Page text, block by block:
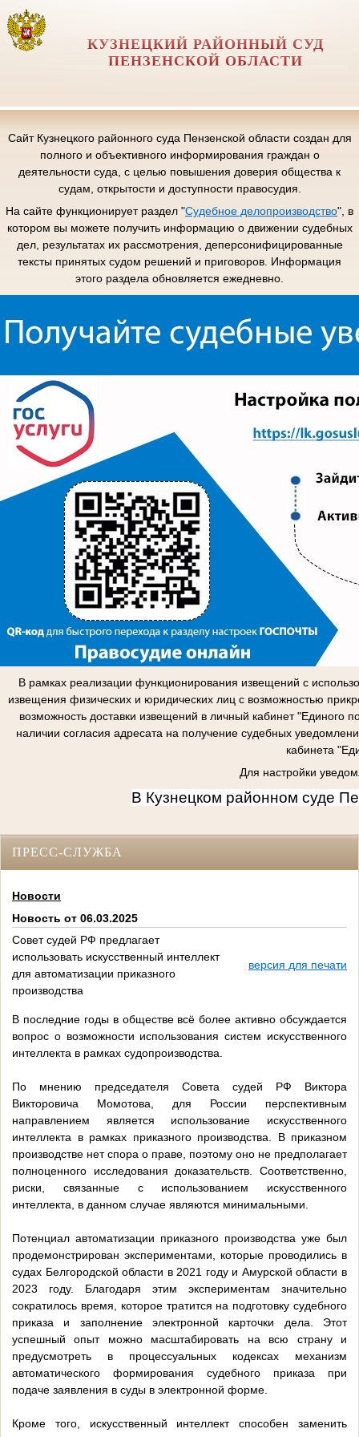
КУЗНЕЦКИЙ РАЙОННЫЙ СУД
ПЕНЗЕНСКОЙ ОБЛАСТИ
Сайт Кузнецкого районного суда Пензенской области создан для
полного и объективного информирования граждан о
деятельности суда, с целью повышения доверия общества к
судам, открытости и доступности правосудия.
На сайте функционирует раздел "Судебное делопроизводство", в
котором вы можете получить информацию о движении судебных
дел, результатах их рассмотрения, деперсонифицированные
тексты принятых судом решений и приговоров. Информация
этого раздела обновляется ежедневно.
В рамках реализации функционирования извещений с
извещения физических и юридических лиц с возможностью
возможность доставки извещений в личный кабинет "Единого
наличии согласия адресата на получение судебных
кабинета
Для настройки
В Кузнецком районном суде
ПРЕСС-СЛУЖБА
Новости
Новость от 06.03.2025
Совет судей РФ предлагает
использовать искусственный интеллект
для автоматизации приказного
производства
версия для печати
В последние годы в обществе всё более активно обсуждается
вопрос о возможности использования систем искусственного
интеллекта в рамках судопроизводства.
По мнению председателя Совета судей РФ Виктора
Викторовича Момотова, для России перспективным
направлением является использование искусственного
интеллекта в рамках приказного производства. В приказном
производстве нет спора о праве, поэтому оно не предполагает
полноценного исследования доказательств. Соответственно,
риски, связанные с использованием искусственного
интеллекта, в данном случае являются минимальными.
Потенциал автоматизации приказного производства уже был
продемонстрирован экспериментами, которые проводились в
судах Белгородской области в 2021 году и Амурской области в
2023 году. Благодаря этим экспериментам значительно
сократилось время, которое тратится на подготовку судебного
приказа и заполнение электронной карточки дела. Этот
успешный опыт можно масштабировать на всю страну и
предусмотреть в процессуальных кодексах механизм
автоматического формирования судебного приказа при
подаче заявления в суды в электронной форме.
Кроме того, искусственный интеллект способен заменить